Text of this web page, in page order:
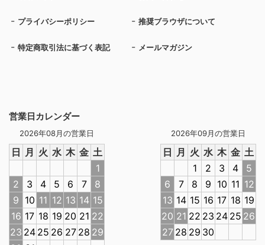
営業日カレンダー
2026年08月の営業日
日 月 火 水 木 金 土
1
2
3 4 5 6 7
8
9 10 11 12 13 14 15
16 17 18 19 20 21 22
23 24 25 26 27 28 29
2026年09月の営業日
日 月 火 水 木 金 土
1
2 3 4
5
6
7 8 9 10 11 12
13 14 15 16 17 18 19
20 21 22 23 24 25 26
27 28 29 30
プライバシーポリシー 推奨ブラウザについて
特定商取引法に基づく表記 メールマガジン